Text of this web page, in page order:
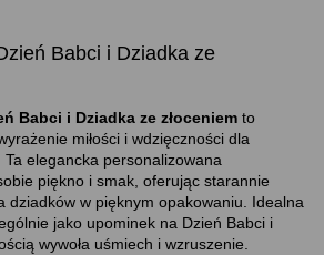
Babci i Dziadka ze
Babci i Dziadka ze złoceniem to
miłości i wdzięczności dla
elegancka personalizowana
piękno i smak, oferując starannie
dziadków w pięknym opakowaniu. Idealna
jako upominek na Dzień Babci i
wywoła uśmiech i wzruszenie.